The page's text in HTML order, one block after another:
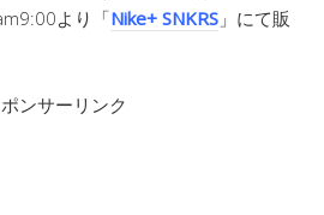
より「Nike+ SNKRS 」にて販
ンサーリンク